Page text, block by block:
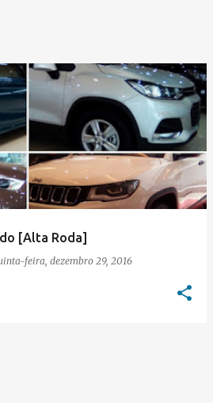
[Alta Roda]
feira, dezembro 29, 2016